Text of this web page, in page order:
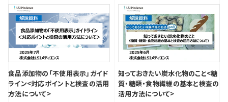
食品添加物の「不使用表示」ガイド
ライン<対応ポイントと検査の活用
方法について>
知っておきたい炭水化物のこと<糖
質・糖類・食物繊維の基本と検査の
活用方法について>